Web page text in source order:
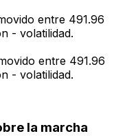
entre 491.96
- volatilidad.
entre 491.96
- volatilidad.
la marcha